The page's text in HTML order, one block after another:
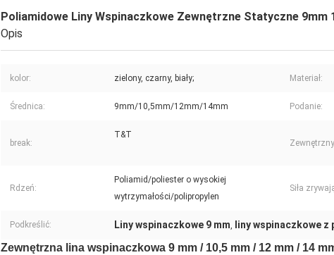
Poliamidowe Liny Wspinaczkowe Zewnętrzne Statyczne 9mm
Opis
kolor: zielony, czarny, biały; Materiał:
Średnica: 9mm/10,5mm/12mm/14mm Podanie:
break:
T&T
Rdzeń:
Poliamid/poliester o wysokiej
wytrzymałości/polipropylen
Siła
Podkreślić: Liny wspinaczkowe 9 mm, liny wspinaczkowe z
Zewnętrzna lina wspinaczkowa 9 mm / 10,5 mm / 12 mm / 14